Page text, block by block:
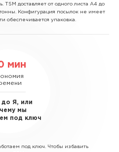
TSM доставляет от одного листа А4 до
Конфигурация посылок не имеет
обеспечивается упаковка.
мин
до Я, или
мы
под ключ
под ключ. Чтобы избавить